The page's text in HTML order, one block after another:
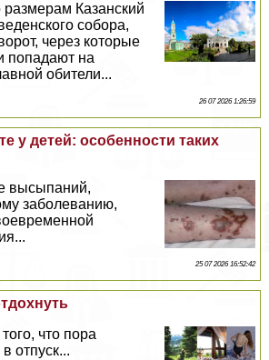
Казанский
собора,
через которые
попадают на
обители...
26 07 2026 1:26:59
у детей: особенности таких
высыпаний,
заболеванию,
25 07 2026 16:52:42
что пора
отпуск...